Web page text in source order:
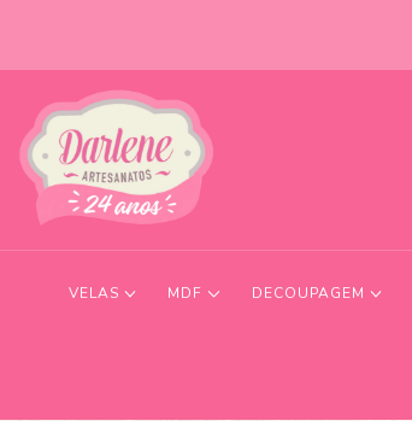
VELAS MDF DECOUPAGEM